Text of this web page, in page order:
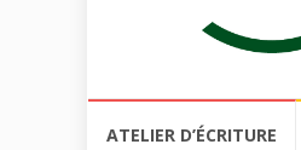
ATELIER D’ÉCRITURE